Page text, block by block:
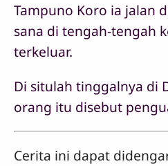
Tampuno Koro ia jalan
sana di tengah-tengah
terkeluar.
Di situlah tinggalnya di
orang itu disebut
Cerita ini dapat